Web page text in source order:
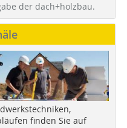
der dach+holzbau.
finden Sie auf